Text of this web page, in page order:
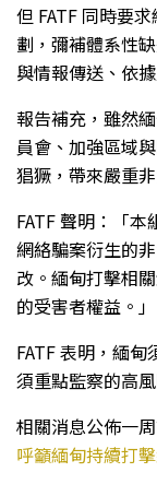
但 FATF 同時要
劃，彌補體系性
與情報傳送、依
報告補充，雖然
員會、加強區域
猖獗，帶來嚴重
FATF 聲明：「
網絡騙案衍生的
改。緬甸打擊相
的受害者權益。」
FATF 表明，緬
須重點監察的高
相關消息公佈一
呼籲緬甸持續打